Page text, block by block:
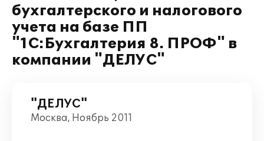
бухгалтерского и налогового
учета на базе ПП
"1С:Бухгалтерия 8. ПРОФ" в
компании "ДЕЛУС"
"ДЕЛУС"
Москва, Ноябрь 2011